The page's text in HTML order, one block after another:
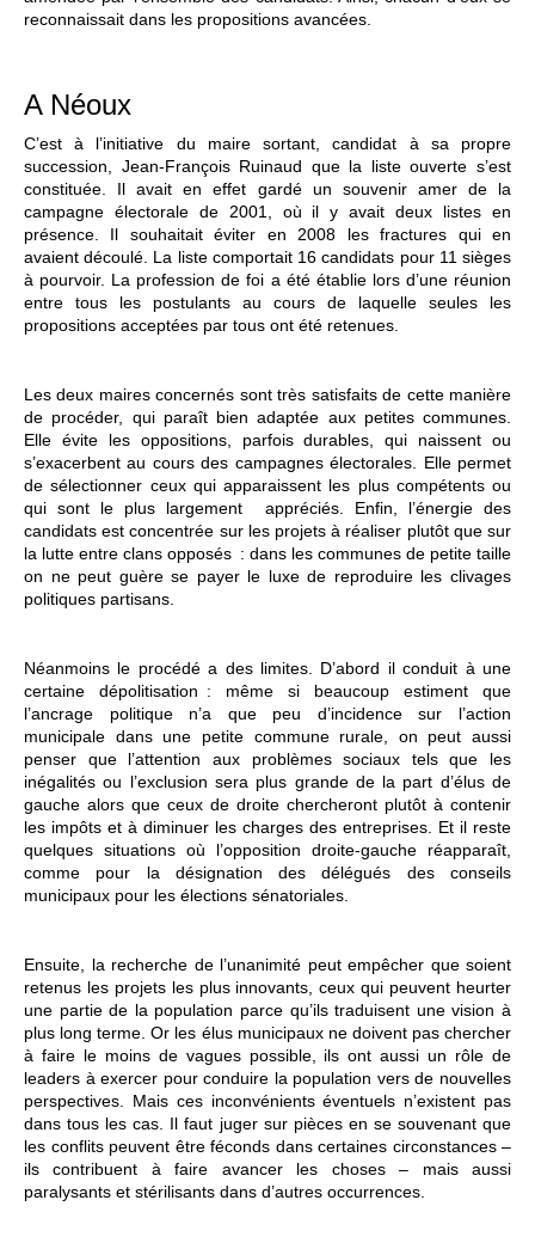
reconnaissait dans les propositions avancées.
A Néoux
C’est à l’initiative du maire sortant, candidat à sa propre
succession, Jean-François Ruinaud que la liste ouverte s’est
constituée. Il avait en effet gardé un souvenir amer de la
campagne électorale de 2001, où il y avait deux listes en
présence. Il souhaitait éviter en 2008 les fractures qui en
avaient découlé. La liste comportait 16 candidats pour 11 sièges
à pourvoir. La profession de foi a été établie lors d’une réunion
entre tous les postulants au cours de laquelle seules les
propositions acceptées par tous ont été retenues.
Les deux maires concernés sont très satisfaits de cette manière
de procéder, qui paraît bien adaptée aux petites communes.
Elle évite les oppositions, parfois durables, qui naissent ou
s’exacerbent au cours des campagnes électorales. Elle permet
de sélectionner ceux qui apparaissent les plus compétents ou
qui sont le plus largement appréciés. Enfin, l’énergie des
candidats est concentrée sur les projets à réaliser plutôt que sur
la lutte entre clans opposés : dans les communes de petite taille
on ne peut guère se payer le luxe de reproduire les clivages
politiques partisans.
Néanmoins le procédé a des limites. D’abord il conduit à une
certaine dépolitisation : même si beaucoup estiment que
l’ancrage politique n’a que peu d’incidence sur l’action
municipale dans une petite commune rurale, on peut aussi
penser que l’attention aux problèmes sociaux tels que les
inégalités ou l’exclusion sera plus grande de la part d’élus de
gauche alors que ceux de droite chercheront plutôt à contenir
les impôts et à diminuer les charges des entreprises. Et il reste
quelques situations où l’opposition droite-gauche réapparaît,
comme pour la désignation des délégués des conseils
municipaux pour les élections sénatoriales.
Ensuite, la recherche de l’unanimité peut empêcher que soient
retenus les projets les plus innovants, ceux qui peuvent heurter
une partie de la population parce qu’ils traduisent une vision à
plus long terme. Or les élus municipaux ne doivent pas chercher
à faire le moins de vagues possible, ils ont aussi un rôle de
leaders à exercer pour conduire la population vers de nouvelles
perspectives. Mais ces inconvénients éventuels n’existent pas
dans tous les cas. Il faut juger sur pièces en se souvenant que
les conflits peuvent être féconds dans certaines circonstances –
ils contribuent à faire avancer les choses – mais aussi
paralysants et stérilisants dans d’autres occurrences.